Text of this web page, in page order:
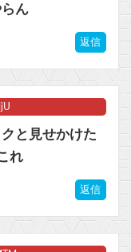
ん
返信
と見せかけた
れ
返信